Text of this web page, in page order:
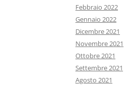
Febbraio 2022
Gennaio 2022
Dicembre 2021
Novembre 2021
Ottobre 2021
Settembre 2021
Agosto 2021